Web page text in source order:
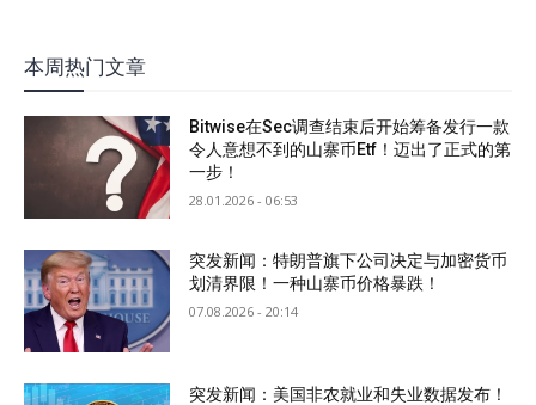
本周热门文章
Bitwise在Sec调查结束后开始筹备发行一款
令人意想不到的山寨币Etf！迈出了正式的第
一步！
28.01.2026 - 06:53
突发新闻：特朗普旗下公司决定与加密货币
划清界限！一种山寨币价格暴跌！
07.08.2026 - 20:14
突发新闻：美国非农就业和失业数据发布！